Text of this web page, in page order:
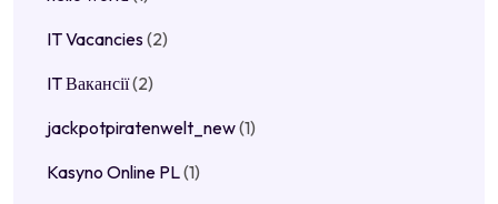
IT Vacancies(2)
IT Вакансії(2)
jackpotpiratenwelt_new(1)
Kasyno Online PL(1)